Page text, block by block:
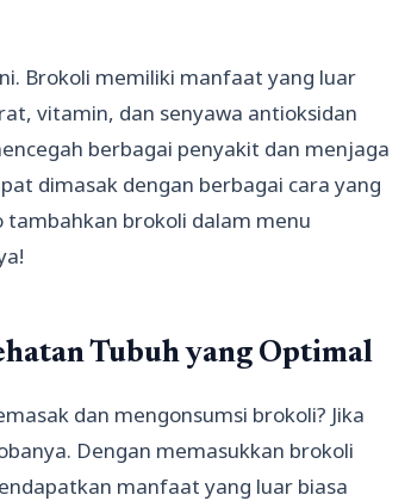
Brokoli memiliki manfaat yang luar
vitamin, dan senyawa antioksidan
berbagai penyakit dan menjaga
dimasak dengan berbagai cara yang
tambahkan brokoli dalam menu
Tubuh yang Optimal
dan mengonsumsi brokoli? Jika
Dengan memasukkan brokoli
manfaat yang luar biasa